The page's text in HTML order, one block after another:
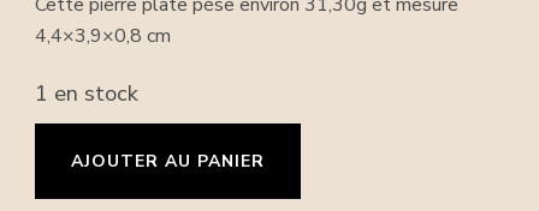
4,4×3,9×0,8 cm
1 en stock
AJOUTER AU PANIER